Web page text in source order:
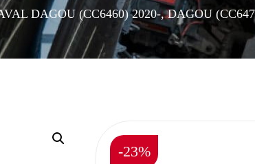
DAGOU (CC6460) 2020-, DAGOU
-23%